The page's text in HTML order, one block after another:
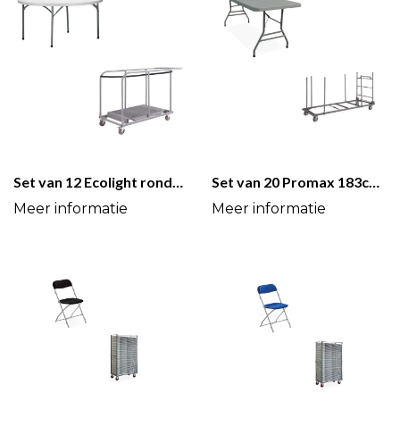
Set van 12 Ecolight ronde klaptafels + trolley Set van 20 Promax 183cm tafels + Uitbreidbare trolley